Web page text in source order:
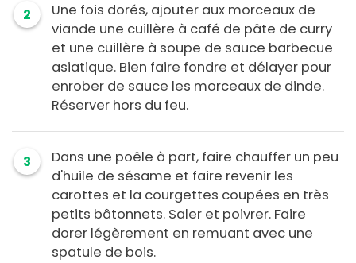
2
Une fois dorés, ajouter aux morceaux de
viande une cuillère à café de pâte de curry
et une cuillère à soupe de sauce barbecue
asiatique. Bien faire fondre et délayer pour
enrober de sauce les morceaux de dinde.
Réserver hors du feu.
3
Dans une poêle à part, faire chauffer un peu
d'huile de sésame et faire revenir les
carottes et la courgettes coupées en très
petits bâtonnets. Saler et poivrer. Faire
dorer légèrement en remuant avec une
spatule de bois.